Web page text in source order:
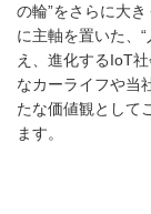
の輪”をさらに大
に主軸を置いた、
え、進化するIoT
なカーライフや当
たな価値観として
ます。